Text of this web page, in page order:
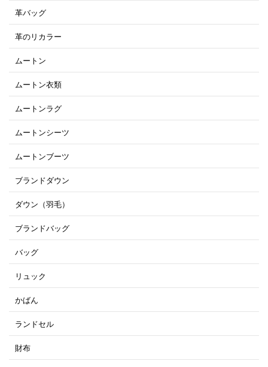
革バッグ
革のリカラー
ムートン
ムートン衣類
ムートンラグ
ムートンシーツ
ムートンブーツ
ブランドダウン
ダウン（羽毛）
ブランドバッグ
バッグ
リュック
かばん
ランドセル
財布